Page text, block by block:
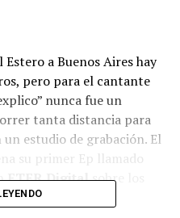
Estero a Buenos Aires hay
pero para el cantante
nunca fue un
tanta distancia para
estudio de grabación. El
su primer Ep llamado
ETER Digitalsobre los